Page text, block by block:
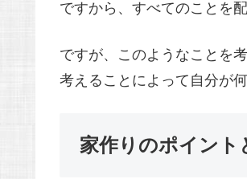
ですから、すべてのことを
ですが、このようなことを
考えることによって自分が
家作りのポイント